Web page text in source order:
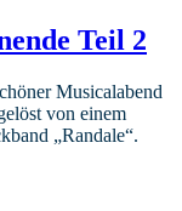
Teil 2
Musicalabend
von einem
„Randale“.